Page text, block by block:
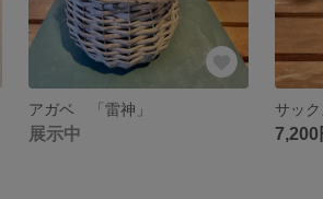
アガベ 「雷神」
展示中 7,200